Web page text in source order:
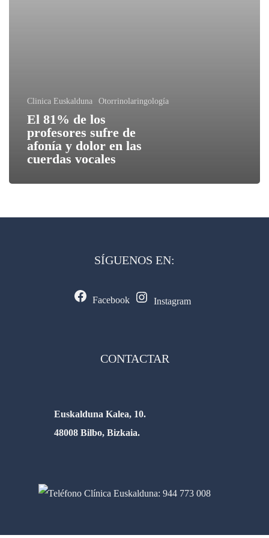
Clinica Euskalduna Otorrinolaringología
El 81% de los
profesores sufre de
afonía y dolor en las
cuerdas vocales
SÍGUENOS EN:
Facebook Instagram
CONTACTAR
Euskalduna Kalea, 10.
48008 Bilbo, Bizkaia.